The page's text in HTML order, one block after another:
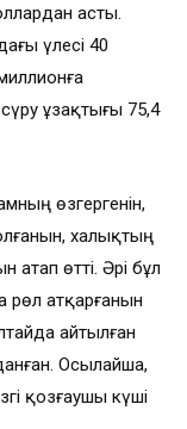
асты.
үлесі 40
ұзақтығы 75,4
өзгергенін,
халықтың
атап өтті. Әрі бұл
рөл атқарғанын
айтылған
Осылайша,
қозғаушы күші